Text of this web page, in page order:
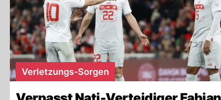
Verletzungs-Sorgen